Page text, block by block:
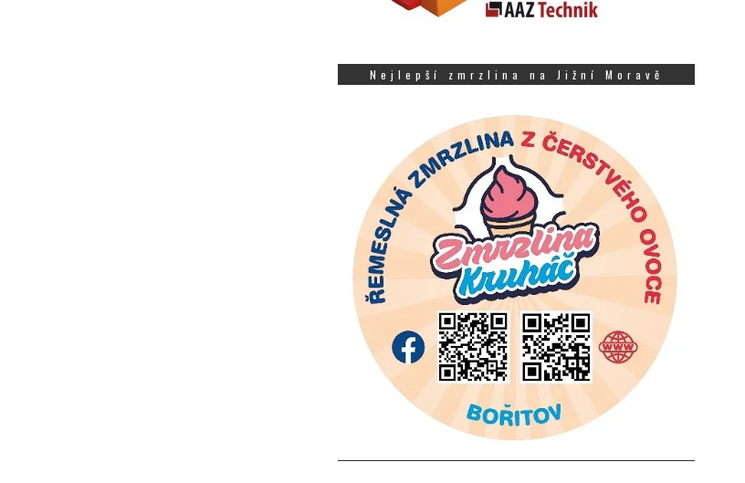
Nejlepší zmrzlina na Jižní Moravě